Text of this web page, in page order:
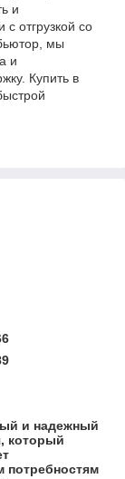
и
с отгрузкой со
мы
и
Купить в
и надежный
который
потребностям